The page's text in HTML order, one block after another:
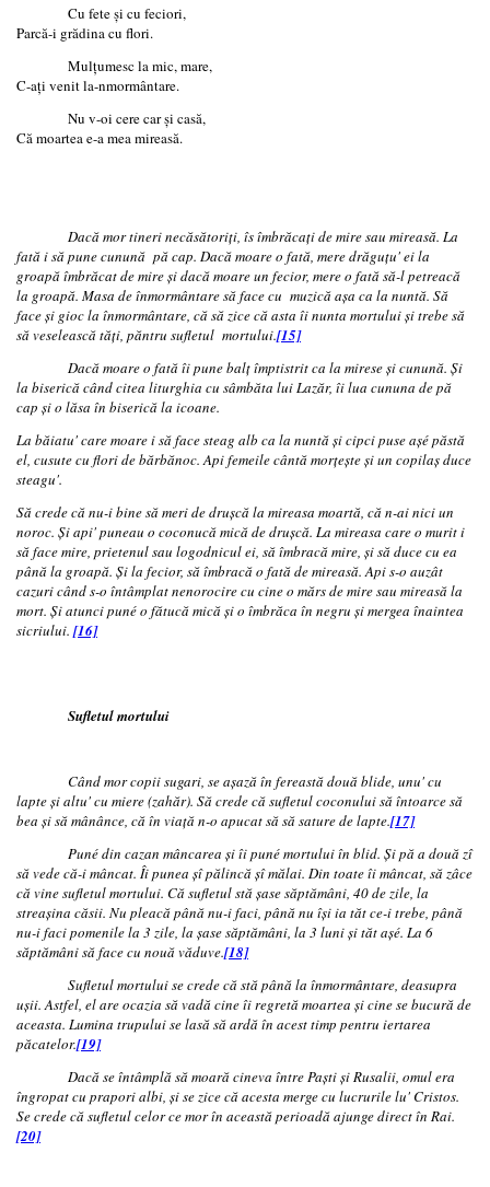
Cu fete şi cu feciori,
Parcă-i grădina cu flori.
Mulţumesc la mic, mare,
C-aţi venit la-nmormântare.
Nu v-oi cere car şi casă,
Că moartea e-a mea mireasă.
Dacă mor tineri necăsătoriţi, îs îmbrăcaţi de mire sau mireasă. La
fată i să pune cunună pă cap. Dacă moare o fată, mere drăguţu' ei la
groapă îmbrăcat de mire şi dacă moare un fecior, mere o fată să-l petreacă
la groapă. Masa de înmormântare să face cu muzică aşa ca la nuntă. Să
face şi gioc la înmormântare, că să zice că asta îi nunta mortului şi trebe să
să veselească tăţi, păntru sufletul mortului.[15]
Dacă moare o fată îi pune balţ împtistrit ca la mirese şi cunună. Şi
la biserică când citea liturghia cu sâmbăta lui Lazăr, îi lua cununa de pă
cap şi o lăsa în biserică la icoane.
La băiatu' care moare i să face steag alb ca la nuntă şi cipci puse aşé păstă
el, cusute cu flori de bărbănoc. Api femeile cântă morţeşte şi un copilaş duce
steagu'.
Să crede că nu-i bine să meri de druşcă la mireasa moartă, că n-ai nici un
noroc. Şi api' puneau o coconucă mică de druşcă. La mireasa care o murit i
să face mire, prietenul sau logodnicul ei, să îmbracă mire, şi să duce cu ea
până la groapă. Şi la fecior, să îmbracă o fată de mireasă. Api s-o auzât
cazuri când s-o întâmplat nenorocire cu cine o mărs de mire sau mireasă la
mort. Şi atunci puné o fătucă mică şi o îmbrăca în negru şi mergea înaintea
sicriului. [16]
Sufletul mortului
Când mor copii sugari, se aşază în fereastă două blide, unu' cu
lapte şi altu' cu miere (zahăr). Să crede că sufletul coconului să întoarce să
bea şi să mânânce, că în viaţă n-o apucat să să sature de lapte.[17]
Puné din cazan mâncarea şi îi puné mortului în blid. Şi pă a două zî
să vede că-i mâncat. Îi punea şî pălincă şî mălai. Din toate îi mâncat, să zâce
că vine sufletul mortului. Că sufletul stă şase săptămâni, 40 de zile, la
streaşina căsii. Nu pleacă până nu-i faci, până nu îşi ia tăt ce-i trebe, până
nu-i faci pomenile la 3 zile, la şase săptămâni, la 3 luni şi tăt aşé. La 6
săptămâni să face cu nouă văduve.[18]
Sufletul mortului se crede că stă până la înmormântare, deasupra
uşii. Astfel, el are ocazia să vadă cine îi regretă moartea şi cine se bucură de
aceasta. Lumina trupului se lasă să ardă în acest timp pentru iertarea
păcatelor.[19]
Dacă se întâmplă să moară cineva între Paşti şi Rusalii, omul era
îngropat cu prapori albi, şi se zice că acesta merge cu lucrurile lu' Cristos.
Se crede că sufletul celor ce mor în această perioadă ajunge direct în Rai.
[20]